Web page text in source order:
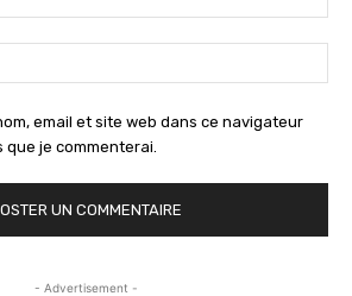
email et site web dans ce navigateur
je commenterai.
- Advertisement -